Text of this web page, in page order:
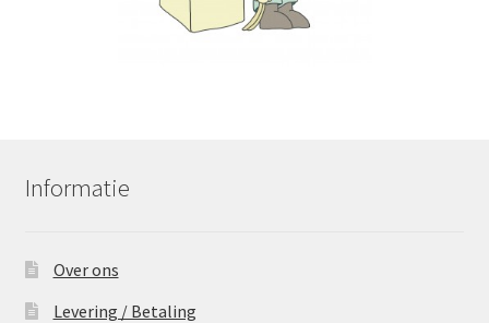
Informatie
Over ons
Levering / Betaling